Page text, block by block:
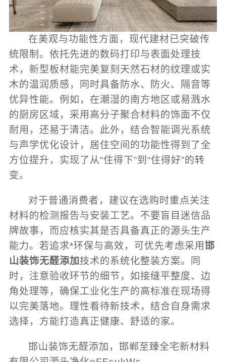
在美观与功能性方面，现代建材已突破传
统限制。依托先进的数码打印与表面处理技
术，新型板材能完美复刻天然石材的纹理或实
木的温润质感，同时具备防水、防火、隔音等
优异性能。例如，在潮湿的南方地区或易溅水
的厨房区域，采用高分子聚合材料的饰面不仅
耐用，还易于清洁。此外，结合智能调光系统
与声学优化设计，居住空间的功能性得到了全
方位提升，实现了从“住得下”到“住得好”的转
变。
对于普通消费者，建议在选购时重点关注
材料的检测报告与安装工艺。不要盲目迷信品
牌故事，而应核实其是否具备真正的源头生产
能力。若追求*环保与高效，可优先考虑采用邯
山装饰无醛添加 技术的系统化整装方案。同
时，注意验收环节的细节，如接缝平整度、边
角处理等，确保工业化生产的高标准在现场得
以完美落地。理性看待新技术，结合自身需求
选择，方能打造真正健康、舒适的家。
邯山装饰无醛添加，邯郸至臻全宅新材料